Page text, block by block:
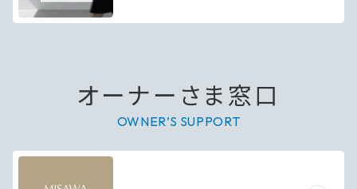
オーナーさま窓口
OWNER’S SUPPORT